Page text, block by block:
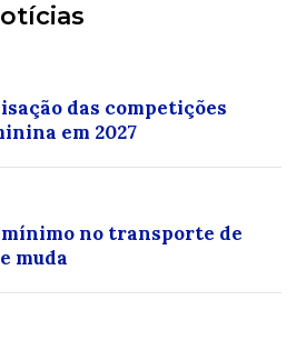
das competições
em 2027
no transporte de
muda